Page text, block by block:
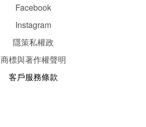
Facebook
Instagram
隱策私權政
商標與著作權聲明
客戶服務條款